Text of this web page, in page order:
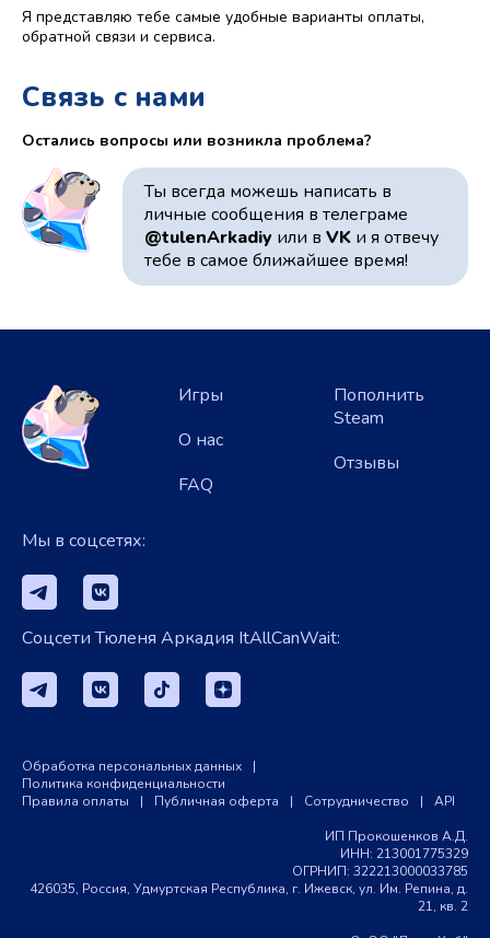
Я представляю тебе самые удобные варианты оплаты,
обратной связи и сервиса.
Связь с нами
Остались вопросы или возникла проблема?
Ты всегда можешь написать в
личные сообщения в телеграме
@tulenArkadiy или в VK и я отвечу
тебе в самое ближайшее время!
Игры
О нас
FAQ
Пополнить
Steam
Отзывы
Мы в соцсетях:
Соцсети Тюленя Аркадия ItAllCanWait:
Обработка персональных данных
|
Политика конфиденциальности
Правила оплаты
| Публичная оферта | Сотрудничество |
API
ИП Прокошенков А.Д.
ИНН: 213001775329
ОГРНИП: 322213000033785
426035, Россия, Удмуртская Республика, г. Ижевск, ул. Им. Репина, д.
21, кв. 2